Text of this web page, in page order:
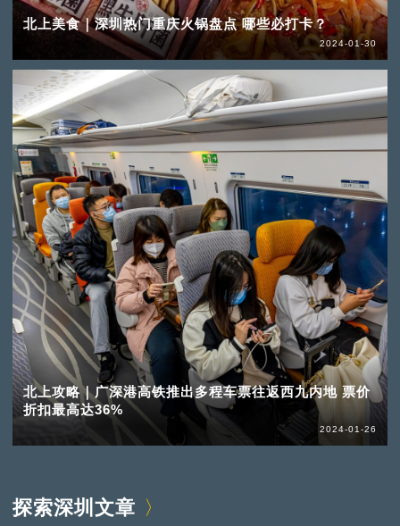
北上美食｜深圳热门重庆火锅盘点 哪些必打卡？
2024-01-30
北上攻略｜广深港高铁推出多程车票往返西九内地 票价
折扣最高达36%
2024-01-26
探索深圳文章